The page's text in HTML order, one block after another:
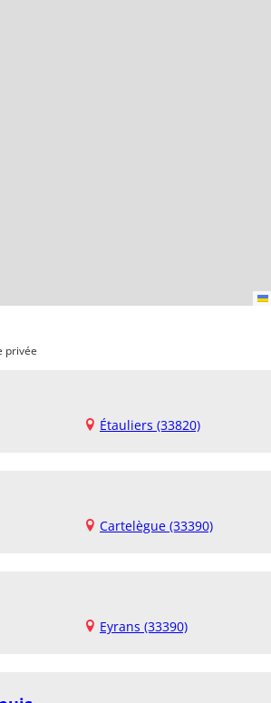
privée
Étauliers (33820)
Cartelègue (33390)
Eyrans (33390)